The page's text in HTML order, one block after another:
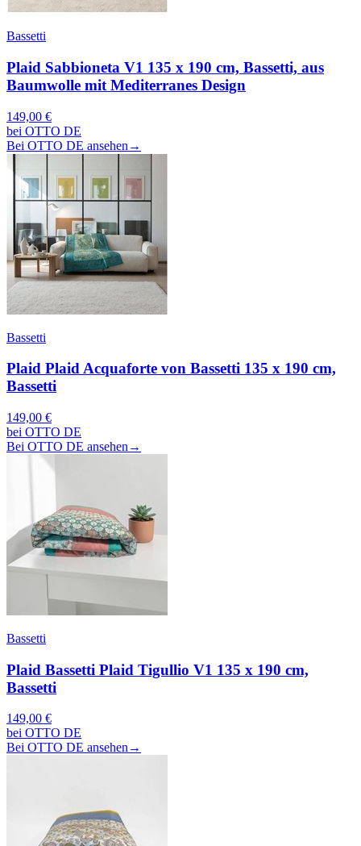
Bassetti
Plaid Sabbioneta V1 135 x 190 cm, Bassetti, aus
Baumwolle mit Mediterranes Design
149,00 €
bei OTTO DE
Bei OTTO DE ansehen →
Bassetti
Plaid Plaid Acquaforte von Bassetti 135 x 190 cm,
Bassetti
149,00 €
bei OTTO DE
Bei OTTO DE ansehen →
Bassetti
Plaid Bassetti Plaid Tigullio V1 135 x 190 cm,
Bassetti
149,00 €
bei OTTO DE
Bei OTTO DE ansehen →